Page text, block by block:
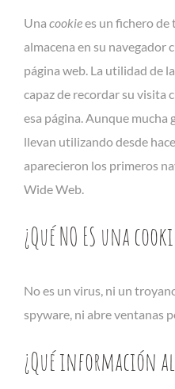
Una cookiees un fichero de
almacena en su navegador
página web. La utilidad de la
capaz de recordar su visita
esa página. Aunque mucha
llevan utilizando desde
aparecieron los primeros
Wide Web.
¿Qué NO ES una
No es un virus, ni un
spyware, ni abre ventanas
¿Qué información